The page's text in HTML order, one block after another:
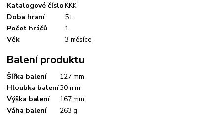
Katalogové čísloKKK
Doba hraní
5+
Počet hráčů
1
Věk
3 měsíce
Balení produktu
Šířka balení
127 mm
Hloubka balení30 mm
Výška balení
167 mm
Váha balení
263 g